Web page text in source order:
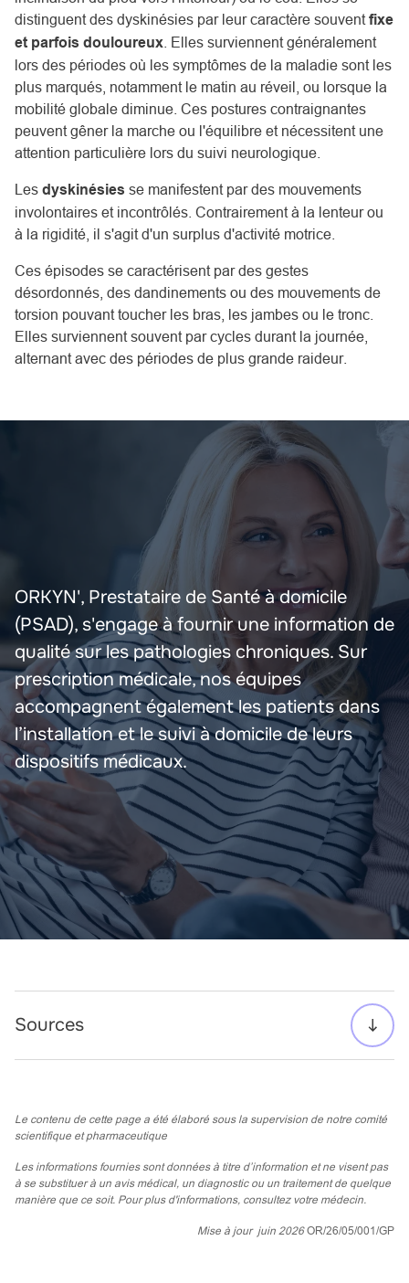
distinguent des dyskinésies par leur caractère souventfixe
et parfois douloureux . Elles surviennent généralement
lors des périodes où les symptômes de la maladie sont les
plus marqués, notamment le matin au réveil, ou lorsque la
mobilité globale diminue. Ces postures contraignantes
peuvent gêner la marche ou l'équilibre et nécessitent une
attention particulière lors du suivi neurologique.
Les dyskinésies se manifestent par des mouvements
involontaires et incontrôlés. Contrairement à la lenteur ou
à la rigidité, il s'agit d'un surplus d'activité motrice.
Ces épisodes se caractérisent par des gestes
désordonnés, des dandinements ou des mouvements de
torsion pouvant toucher les bras, les jambes ou le tronc.
Elles surviennent souvent par cycles durant la journée,
alternant avec des périodes de plus grande raideur.
ORKYN', Prestataire de Santé à domicile
(PSAD), s'engage à fournir une information de
qualité sur les pathologies chroniques. Sur
prescription médicale, nos équipes
accompagnent également les patients dans
l’installation et le suivi à domicile de leurs
dispositifs médicaux.
Sources
Le contenu de cette page a été élaboré sous la supervision de notre comité
scientifique et pharmaceutique
Les informations fournies sont données à titre d’information et ne visent pas
à se substituer à un avis médical, un diagnostic ou un traitement de quelque
manière que ce soit. Pour plus d'informations, consultez votre médecin.
Mise à jour juin 2026OR/26/05/001/GP